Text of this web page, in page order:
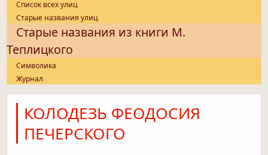
Список всех улиц
Старые названия улиц
Старые названия из книги М.
Теплицкого
Символика
Журнал
КОЛОДЕЗЬ ФЕОДОСИЯ
ПЕЧЕРСКОГО